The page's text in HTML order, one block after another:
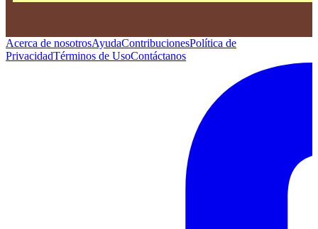
Acerca de nosotrosAyudaContribucionesPolítica de
PrivacidadTérminos de UsoContáctanos